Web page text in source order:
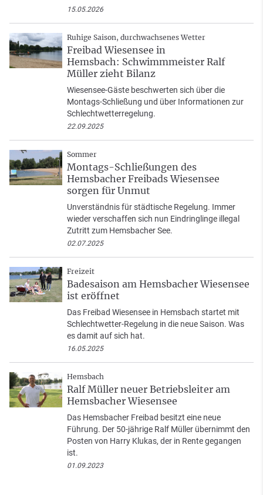
15.05.2026
Ruhige Saison, durchwachsenes Wetter
Freibad Wiesensee in
Hemsbach: Schwimmmeister Ralf
Müller zieht Bilanz
Wiesensee-Gäste beschwerten sich über die
Montags-Schließung und über Informationen zur
Schlechtwetterregelung.
22.09.2025
Sommer
Montags-Schließungen des
Hemsbacher Freibads Wiesensee
sorgen für Unmut
Unverständnis für städtische Regelung. Immer
wieder verschaffen sich nun Eindringlinge illegal
Zutritt zum Hemsbacher See.
02.07.2025
Freizeit
Badesaison am Hemsbacher Wiesensee
ist eröffnet
Das Freibad Wiesensee in Hemsbach startet mit
Schlechtwetter-Regelung in die neue Saison. Was
es damit auf sich hat.
16.05.2025
Hemsbach
Ralf Müller neuer Betriebsleiter am
Hemsbacher Wiesensee
Das Hemsbacher Freibad besitzt eine neue
Führung. Der 50-jährige Ralf Müller übernimmt den
Posten von Harry Klukas, der in Rente gegangen
ist.
01.09.2023